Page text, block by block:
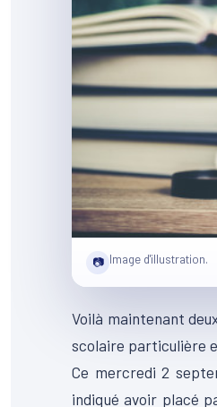
📷 Image d'illustration.
Voilà maintenant
scolaire particulière
Ce mercredi 2
indiqué avoir placé